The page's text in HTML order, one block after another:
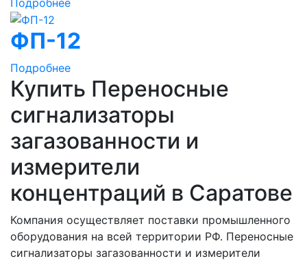
ФП-12
Подробнее
Купить Переносные
сигнализаторы
загазованности и
измерители
концентраций в Саратове
Компания осуществляет поставки промышленного
оборудования на всей территории РФ. Переносные
сигнализаторы загазованности и измерители